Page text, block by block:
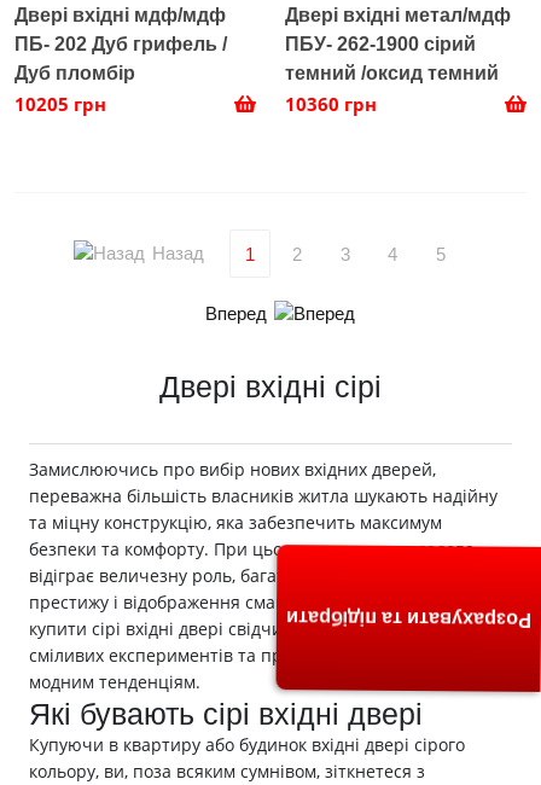
Двері вхідні мдф/мдф
ПБ- 202 Дуб грифель /
Дуб пломбір
10205 грн
Двері вхідні метал/мдф
ПБУ- 262-1900 сірий
темний /оксид темний
10360 грн
Назад 1 2 3 4 5
Вперед
Двері вхідні сірі
Замислюючись про вибір нових вхідних дверей,
переважна більшість власників житла шукають надійну
та міцну конструкцію, яка забезпечить максимум
безпеки та комфорту. При цьому естетична складова
відіграє величезну роль, багато в чому це показник
престижу і відображення смаку господаря. Рішення
купити сірі вхідні двері свідчить про вашу готовність до
сміливих експериментів та прагнення відповідати
модним тенденціям.
Які бувають сірі вхідні двері
Купуючи в квартиру або будинок вхідні двері сірого
кольору, ви, поза всяким сумнівом, зіткнетеся з
Розрахувати та підібрати